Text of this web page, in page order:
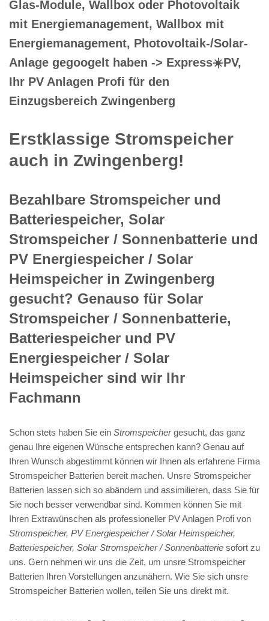
Glas-Module, Wallbox oder Photovoltaik
mit Energiemanagement, Wallbox mit
Energiemanagement, Photovoltaik-/Solar-
Anlage gegoogelt haben -> Express☀️PV️,
Ihr PV Anlagen Profi für den
Einzugsbereich Zwingenberg
Erstklassige Stromspeicher
auch in Zwingenberg!
Bezahlbare Stromspeicher und
Batteriespeicher, Solar
Stromspeicher / Sonnenbatterie und
PV Energiespeicher / Solar
Heimspeicher in Zwingenberg
gesucht? Genauso für Solar
Stromspeicher / Sonnenbatterie,
Batteriespeicher und PV
Energiespeicher / Solar
Heimspeicher sind wir Ihr
Fachmann
Schon stets haben Sie ein Stromspeichergesucht, das ganz
genau Ihre eigenen Wünsche entsprechen kann? Genau auf
Ihren Wunsch abgestimmt können wir Ihnen als erfahrene Firma
Stromspeicher Batterien bereit machen. Unsre Stromspeicher
Batterien lassen sich so abändern und assimilieren, dass Sie für
Sie noch besser verwendbar sind. Kommen können Sie mit
Ihren Extrawünschen als professioneller PV Anlagen Profi von
Stromspeicher, PV Energiespeicher / Solar Heimspeicher,
Batteriespeicher, Solar Stromspeicher / Sonnenbatterie sofort zu
uns. Gern nehmen wir uns die Zeit, um unsre Stromspeicher
Batterien Ihren Vorstellungen anzunähern. Wie Sie sich unsre
Stromspeicher Batterien wollen, teilen Sie uns direkt mit.